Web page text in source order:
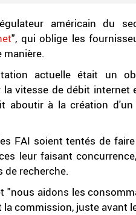
américain du
", qui oblige les
manière.
actuelle était un
vitesse de débit internet
aboutir à la création
FAI soient tentés de
leur faisant
de recherche.
"nous aidons les
la commission, juste avant